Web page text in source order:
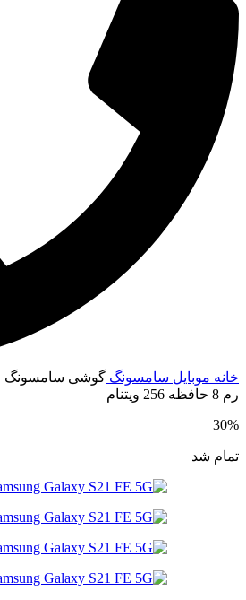
موبایل سامسونگ
حافظه 256 ویتنام
شد